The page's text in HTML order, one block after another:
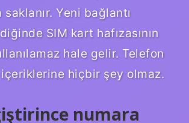
saklanır. Yeni bağlantı
SIM kart hafızasının
hale gelir. Telefon
içeriklerine hiçbir şey olmaz.
numara